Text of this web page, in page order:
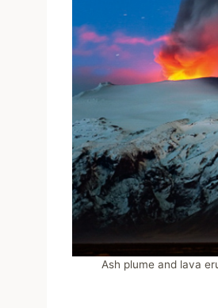
Ash plume and lava